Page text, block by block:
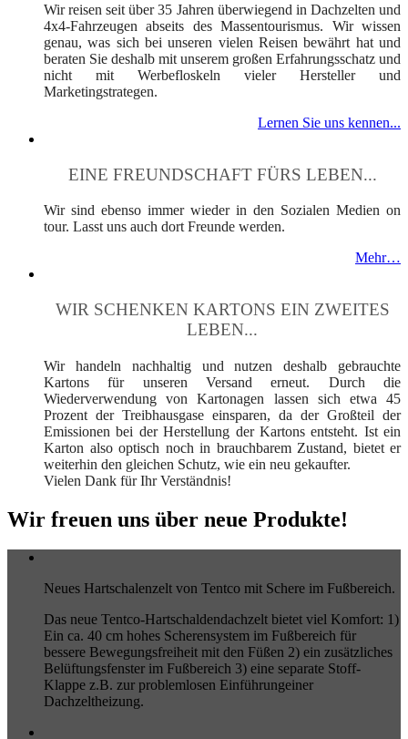
Wir reisen seit über 35 Jahren überwiegend in Dachzelten und
4x4-Fahrzeugen abseits des Massentourismus. Wir wissen
genau, was sich bei unseren vielen Reisen bewährt hat und
beraten Sie deshalb mit unserem großen Erfahrungsschatz und
nicht mit Werbefloskeln vieler Hersteller und
Marketingstrategen.
Lernen Sie uns kennen...
EINE FREUNDSCHAFT FÜRS LEBEN...
Wir sind ebenso immer wieder in den Sozialen Medien on
tour. Lasst uns auch dort Freunde werden.
Mehr…
WIR SCHENKEN KARTONS EIN ZWEITES
LEBEN...
Wir handeln nachhaltig und nutzen deshalb gebrauchte
Kartons für unseren Versand erneut. Durch die
Wiederverwendung von Kartonagen lassen sich etwa 45
Prozent der Treibhausgase einsparen, da der Großteil der
Emissionen bei der Herstellung der Kartons entsteht. Ist ein
Karton also optisch noch in brauchbarem Zustand, bietet er
weiterhin den gleichen Schutz, wie ein neu gekaufter.
Vielen Dank für Ihr Verständnis!
Wir freuen uns über neue Produkte!
Neues Hartschalenzelt von Tentco mit Schere im Fußbereich.
Das neue Tentco-Hartschaldendachzelt bietet viel Komfort: 1)
Ein ca. 40 cm hohes Scherensystem im Fußbereich für
bessere Bewegungsfreiheit mit den Füßen 2) ein zusätzliches
Belüftungsfenster im Fußbereich 3) eine separate Stoff-
Klappe z.B. zur problemlosen Einführungeiner
Dachzeltheizung.